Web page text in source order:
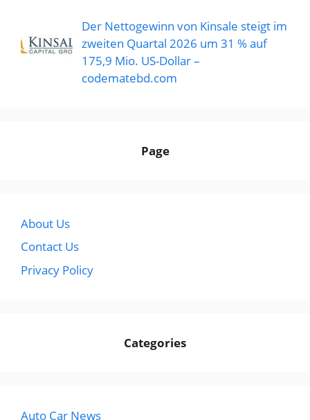
Der Nettogewinn von Kinsale steigt im
zweiten Quartal 2026 um 31 % auf
175,9 Mio. US-Dollar –
codematebd.com
Page
About Us
Contact Us
Privacy Policy
Categories
Auto Car News